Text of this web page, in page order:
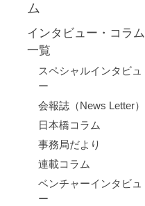
ム
インタビュー・コラム
一覧
スペシャルインタビュ
ー
会報誌（News Letter）
日本橋コラム
事務局だより
連載コラム
ベンチャーインタビュ
ー